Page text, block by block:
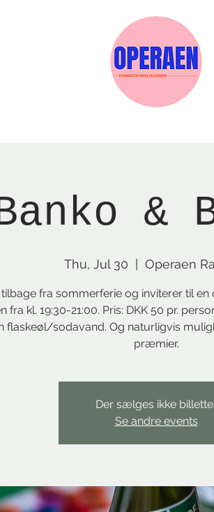
&
Thu, Jul 30 Operaen
fra sommerferie og inviterer til en
fra kl. 19:30-21:00. Pris: DKK 50 pr.
flaskeøl/sodavand. Og naturligvis
præmier.
Der sælges ikke
Se andre events